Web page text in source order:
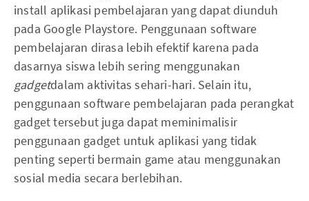
install aplikasi pembelajaran yang dapat diunduh
pada Google Playstore. Penggunaan software
pembelajaran dirasa lebih efektif karena pada
dasarnya siswa lebih sering menggunakan
gadgetdalam aktivitas sehari-hari. Selain itu,
penggunaan software pembelajaran pada perangkat
gadget tersebut juga dapat meminimalisir
penggunaan gadget untuk aplikasi yang tidak
penting seperti bermain game atau menggunakan
sosial media secara berlebihan.